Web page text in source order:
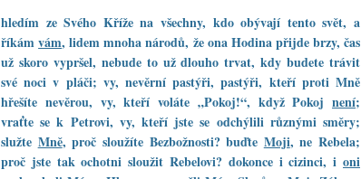
hledím ze Svého Kříže na všechny, kdo obývají tento svět, a
říkámvám, lidem mnoha národů, že ona Hodina přijde brzy, čas
už skoro vypršel, nebude to už dlouho trvat, kdy budete trávit
své noci v pláči; vy, nevěrní pastýři, pastýři, kteří proti Mně
hřešíte nevěrou, vy, kteří voláte „Pokoj!“, když Pokoj není;
vraťte se k Petrovi, vy, kteří jste se odchýlili různými směry;
služte Mně, proč sloužíte Bezbožnosti? buďte Moji, ne Rebela;
proč jste tak ochotni sloužit Rebelovi? dokonce i cizinci, i oni